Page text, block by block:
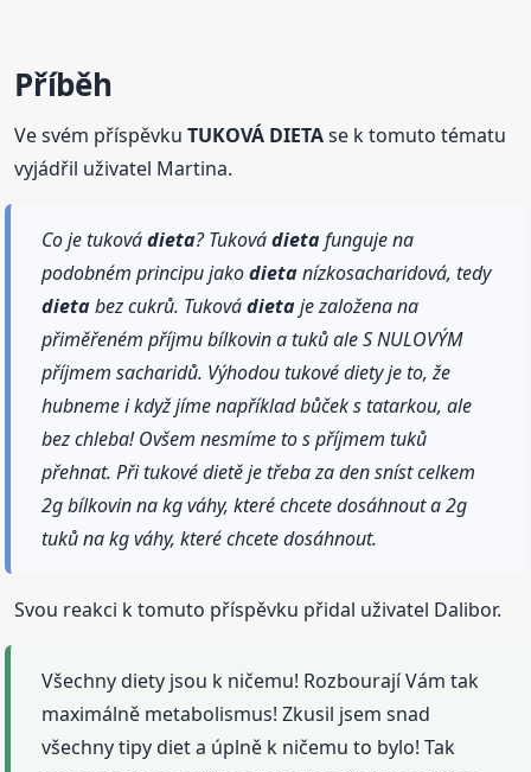
Příběh
Ve svém příspěvkuTUKOVÁ DIETAse k tomuto tématu
vyjádřil uživatel Martina.
Co je tukovádieta? Tukovádietafunguje na
podobném principu jakodietanízkosacharidová, tedy
dietabez cukrů. Tukovádietaje založena na
přiměřeném příjmu bílkovin a tuků ale S NULOVÝM
příjmem sacharidů. Výhodou tukové diety je to, že
hubneme i když jíme například bůček s tatarkou, ale
bez chleba! Ovšem nesmíme to s příjmem tuků
přehnat. Při tukové dietě je třeba za den sníst celkem
2g bílkovin na kg váhy, které chcete dosáhnout a 2g
tuků na kg váhy, které chcete dosáhnout.
Svou reakci k tomuto příspěvku přidal uživatel Dalibor.
Všechny diety jsou k ničemu! Rozbourají Vám tak
maximálně metabolismus! Zkusil jsem snad
všechny tipy diet a úplně k ničemu to bylo! Tak